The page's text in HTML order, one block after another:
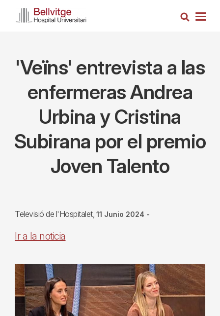
Busca
'Veïns' entrevista a las
enfermeras Andrea
Urbina y Cristina
Subirana por el premio
Joven Talento
Televisió de l'Hospitalet 11 Junio 2024 -
Ir a la noticia